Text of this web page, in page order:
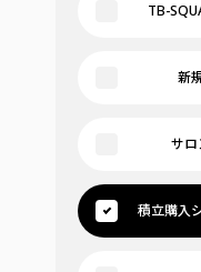
TB-
新
サロ
積立購入